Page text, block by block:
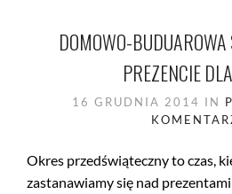
DOMOWO-BUDUAROWA
PREZENCIE
16 GRUDNIA 2014 IN
Okres przedświąteczny to czas,
zastanawiamy się nad